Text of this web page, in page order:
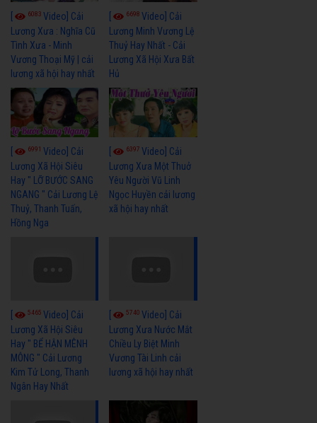
6083 Video] Cải
Lương Xưa : Nghĩa Cũ
Tình Xưa - Minh
Vương Thoại Mỹ | cải
lương xã hội hay nhất
6698Video] Cải
Lương Minh Vương Lệ
Thuỷ Hay Nhất - Cải
Lương Xã Hội Xưa Bất
Hủ
6991 Video] Cải
Lương Xã Hội Siêu
Hay " LỠ BƯỚC SANG
NGANG " Cải Lương Lệ
Thuỷ, Thanh Tuấn,
Hồng Nga
6397Video] Cải
Lương Xưa Một Thuở
Yêu Người Vũ Linh
Ngọc Huyền cải lương
xã hội hay nhất
5465 Video] Cải
Lương Xã Hội Siêu
Hay " BỂ HẬN MÊNH
MÔNG " Cải Lương
Kim Tử Long, Thanh
Ngân Hay Nhất
5740Video] Cải
Lương Xưa Nước Mắt
Chiều Ly Biệt Minh
Vương Tài Linh cải
lương xã hội hay nhất